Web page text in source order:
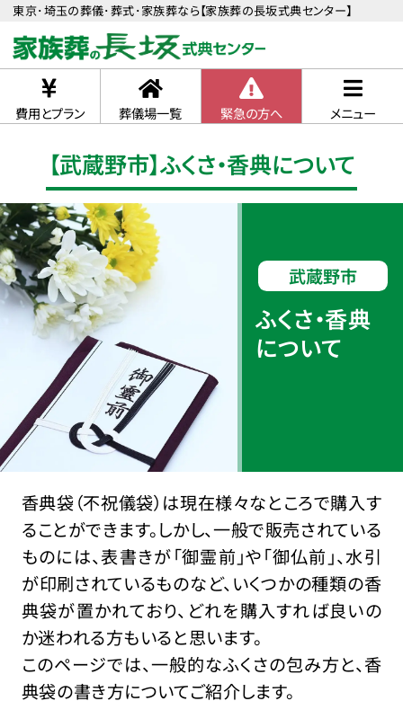
東京･埼玉の葬儀･葬式･家族葬なら【家族葬の長坂式典センター】
費用とプラン 葬儀場一覧 緊急の方へ メニュー
【武蔵野市】ふくさ・香典について
武蔵野市
ふくさ・香典
について
香典袋（不祝儀袋）は現在様々なところで購入す
ることができます。しかし、一般で販売されている
ものには、表書きが「御霊前」や「御仏前」、水引
が印刷されているものなど、いくつかの種類の香
典袋が置かれており、どれを購入すれば良いの
か迷われる方もいると思います。
このページでは、一般的なふくさの包み方と、香
典袋の書き方についてご紹介します。